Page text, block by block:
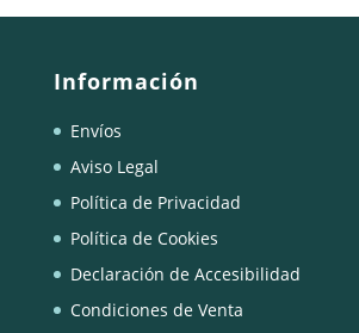
Información
Envíos
Aviso Legal
Política de Privacidad
Política de Cookies
Declaración de Accesibilidad
Condiciones de Venta